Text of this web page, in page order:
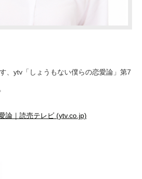
、ytv「しょうもない僕らの恋愛論」第7
論｜読売テレビ (ytv.co.jp)